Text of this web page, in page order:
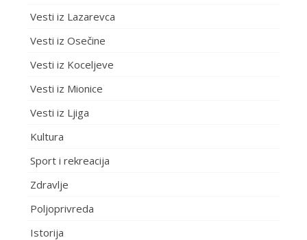
Vesti iz Lazarevca
Vesti iz Osečine
Vesti iz Koceljeve
Vesti iz Mionice
Vesti iz Ljiga
Kultura
Sport i rekreacija
Zdravlje
Poljoprivreda
Istorija